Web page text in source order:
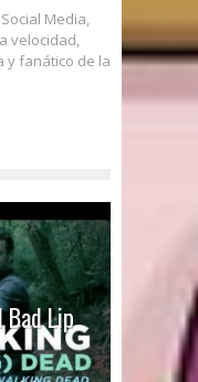
Media,
velocidad,
y fanático de la
Bad Lip